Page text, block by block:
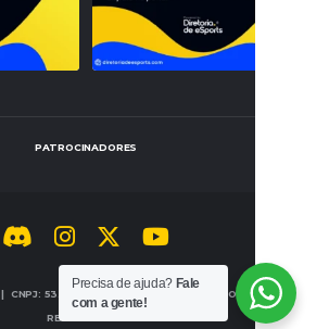
PATROCINADORES
| CNPJ: 53.442.707/0001-14 | © 2026 TODOS OS DIREITOS
RESERVADOS.
Precisa de ajuda? Fale
com a gente!